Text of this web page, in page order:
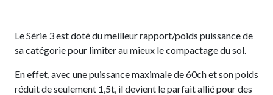
Le Série 3 est doté du meilleur rapport/poids puissance de
sa catégorie pour limiter au mieux le compactage du sol.
En effet, avec une puissance maximale de 60ch et son poids
réduit de seulement 1,5t, il devient le parfait allié pour des